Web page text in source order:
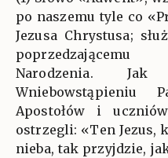
po naszemu tyle co
Jezusa Chrystusa;
Narodzenia.
Wniebowstąpieniu
Apostołów i
ostrzegli: «Ten Jezus,
nieba, tak przyjdzie,